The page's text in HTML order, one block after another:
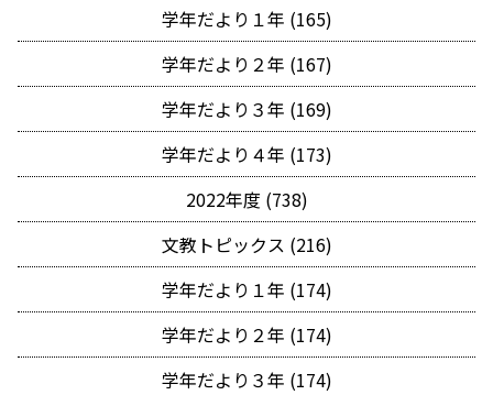
学年だより１年 (165)
学年だより２年 (167)
学年だより３年 (169)
学年だより４年 (173)
2022年度 (738)
文教トピックス (216)
学年だより１年 (174)
学年だより２年 (174)
学年だより３年 (174)